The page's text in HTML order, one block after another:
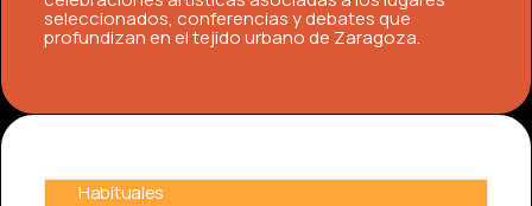
seleccionados, conferencias y debates que
profundizan en el tejido urbano de Zaragoza.
Habituales